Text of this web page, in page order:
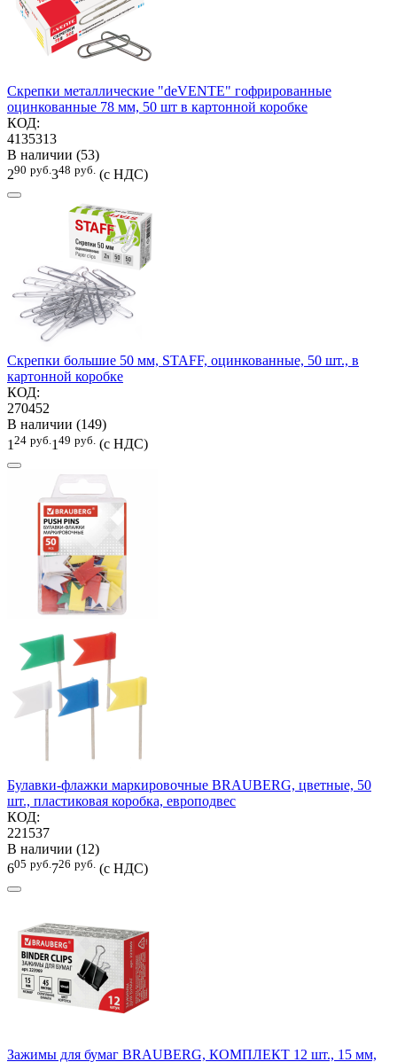
Скрепки металлические "deVENTE" гофрированные
оцинкованные 78 мм, 50 шт в картонной коробке
КОД:
4135313
В наличии (53)
290 руб. 348 руб. (с НДС)
Скрепки большие 50 мм, STAFF, оцинкованные, 50 шт., в
картонной коробке
КОД:
270452
В наличии (149)
1 24 руб. 1 49 руб. (с НДС)
Булавки-флажки маркировочные BRAUBERG, цветные, 50
шт., пластиковая коробка, европодвес
КОД:
221537
В наличии (12)
605 руб. 726 руб. (с НДС)
Зажимы для бумаг BRAUBERG, КОМПЛЕКТ 12 шт., 15 мм,